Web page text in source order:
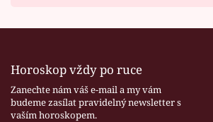
Horoskop vždy po ruce
Zanechte nám váš e-mail a my vám
budeme zasílat pravidelný newsletter s
vaším horoskopem.